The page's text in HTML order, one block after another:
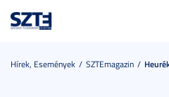
Hírek, Események SZTEmagazin